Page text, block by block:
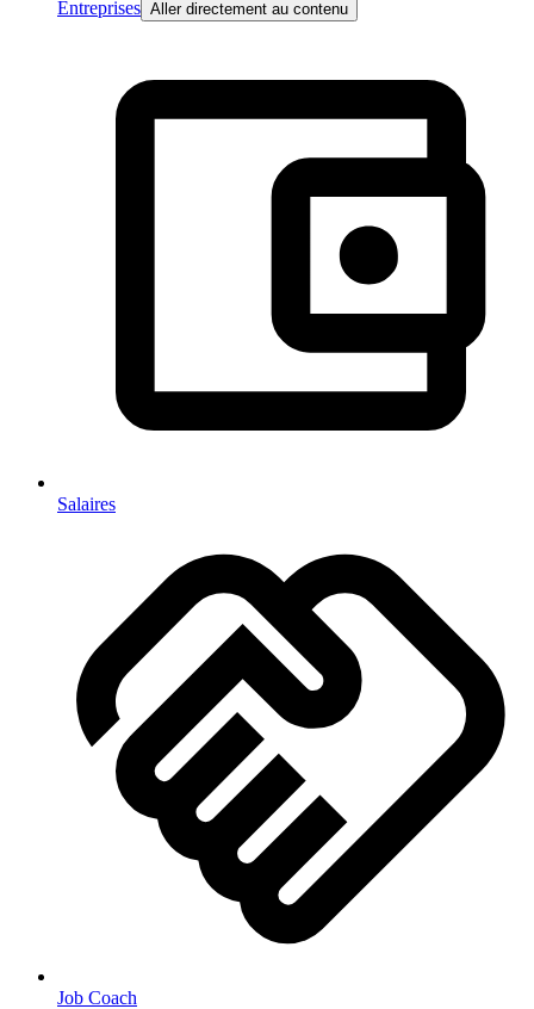
Entreprises Aller directement au contenu
Salaires
Job Coach